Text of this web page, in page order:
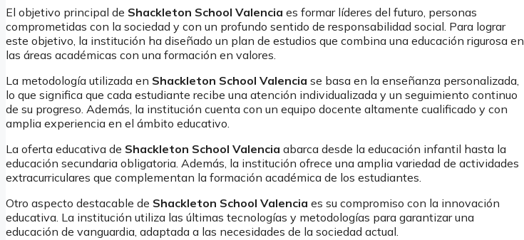
El objetivo principal de Shackleton School Valencia es formar líderes del futuro, personas
comprometidas con la sociedad y con un profundo sentido de responsabilidad social. Para lograr
este objetivo, la institución ha diseñado un plan de estudios que combina una educación rigurosa en
las áreas académicas con una formación en valores.
La metodología utilizada en Shackleton School Valencia se basa en la enseñanza personalizada,
lo que significa que cada estudiante recibe una atención individualizada y un seguimiento continuo
de su progreso. Además, la institución cuenta con un equipo docente altamente cualificado y con
amplia experiencia en el ámbito educativo.
La oferta educativa de Shackleton School Valencia abarca desde la educación infantil hasta la
educación secundaria obligatoria. Además, la institución ofrece una amplia variedad de actividades
extracurriculares que complementan la formación académica de los estudiantes.
Otro aspecto destacable de Shackleton School Valencia es su compromiso con la innovación
educativa. La institución utiliza las últimas tecnologías y metodologías para garantizar una
educación de vanguardia, adaptada a las necesidades de la sociedad actual.